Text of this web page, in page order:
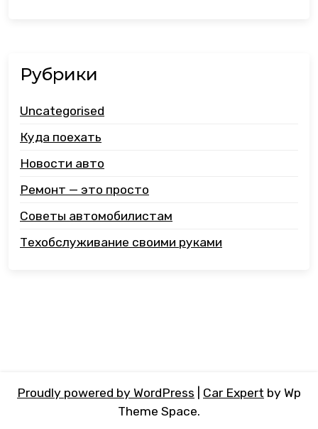
Рубрики
Uncategorised
Куда поехать
Новости авто
Ремонт — это просто
Советы автомобилистам
Техобслуживание своими руками
Proudly powered by WordPress Car Expert by Wp
Theme Space.